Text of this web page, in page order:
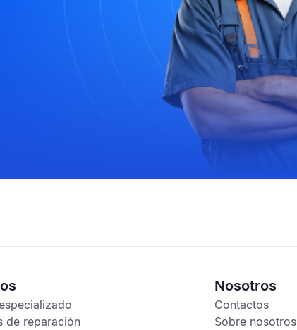
de reparación
Nosotros
Contactos
Sobre nosotros